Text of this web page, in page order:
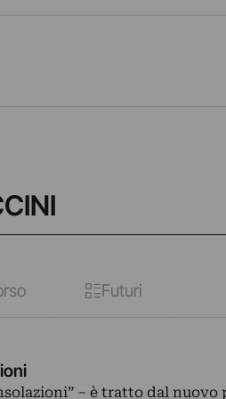
Futuri
– è tratto dal nuovo